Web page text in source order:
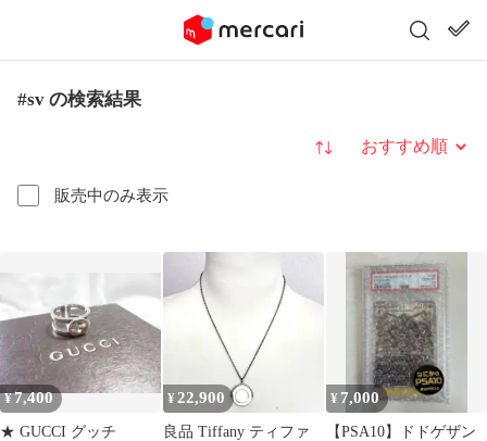
#sv の検索結果
販売中のみ表示
並び替え
¥7,400
★ GUCCI グッチ
¥22,900
良品 Tiffany ティファ
¥ 7,000
【PSA10】ドドゲザン